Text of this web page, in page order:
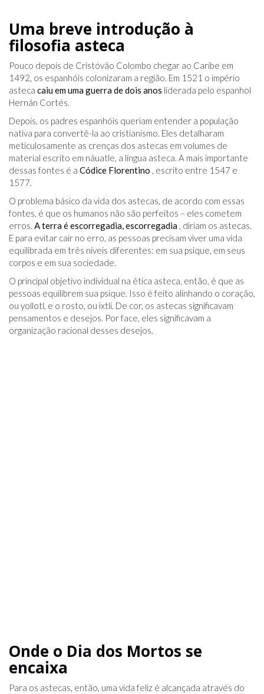
Uma breve introdução à
filosofia asteca
Pouco depois de Cristóvão Colombo chegar ao Caribe em
1492, os espanhóis colonizaram a região. Em 1521 o império
asteca caiu em uma guerra de dois anos liderada pelo espanhol
Hernán Cortés.
Depois, os padres espanhóis queriam entender a população
nativa para convertê-la ao cristianismo. Eles detalharam
meticulosamente as crenças dos astecas em volumes de
material escrito em náuatle, a língua asteca. A mais importante
dessas fontes é a Códice Florentino , escrito entre 1547 e
1577.
O problema básico da vida dos astecas, de acordo com essas
fontes, é que os humanos não são perfeitos – eles cometem
erros. A terra é escorregadia, escorregadia , diriam os astecas.
E para evitar cair no erro, as pessoas precisam viver uma vida
equilibrada em três níveis diferentes: em sua psique, em seus
corpos e em sua sociedade.
O principal objetivo individual na ética asteca, então, é que as
pessoas equilibrem sua psique. Isso é feito alinhando o coração,
ou yollotl, e o rosto, ou ixtli. De cor, os astecas significavam
pensamentos e desejos. Por face, eles significavam a
organização racional desses desejos.
Onde o Dia dos Mortos se
encaixa
Para os astecas, então, uma vida feliz é alcançada através do